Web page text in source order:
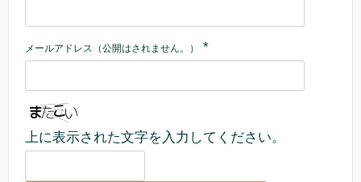
メールアドレス（公開はされません。） *
上に表示された文字を入力してください。